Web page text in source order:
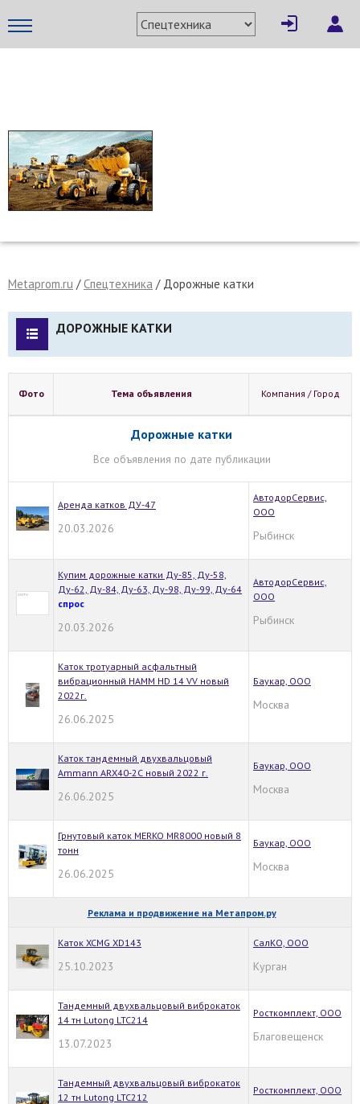
Metaprom.ru /Спецтехника / Дорожные катки
ДОРОЖНЫЕ КАТКИ
Фото Тема объявления Компания / Город
Дорожные катки
Все объявления по дате публикации
Аренда катков ДУ-47
20.03.2026
АвтодорСервис,
ООО
Рыбинск
Купим дорожные катки Ду-85, Ду-58,
Ду-62, Ду-84, Ду-63, Ду-98, Ду-99, Ду-64
спрос
20.03.2026
АвтодорСервис,
ООО
Рыбинск
Каток тротуарный асфальтный
вибрационный HAMM HD 14 VV новый
2022г.
26.06.2025
Баукар, ООО
Москва
Каток тандемный двухвальцовый
Ammann ARX40-2C новый 2022 г.
26.06.2025
Баукар, ООО
Москва
Грнутовый каток MERKO MR8000 новый 8
тонн
26.06.2025
Баукар, ООО
Москва
Реклама и продвижение на Метапром.ру
Каток XCMG XD143
25.10.2023
СалКО, ООО
Курган
Тандемный двухвальцовый виброкаток
14 тн Lutong LTC214
13.07.2023
Росткомплект, ООО
Благовещенск
Тандемный двухвальцовый виброкаток
12 тн Lutong LTC212
Росткомплект, ООО